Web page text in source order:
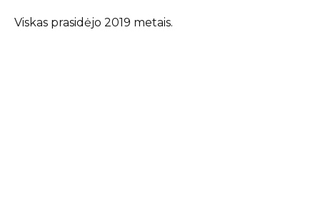
Viskas prasidėjo 2019 metais.